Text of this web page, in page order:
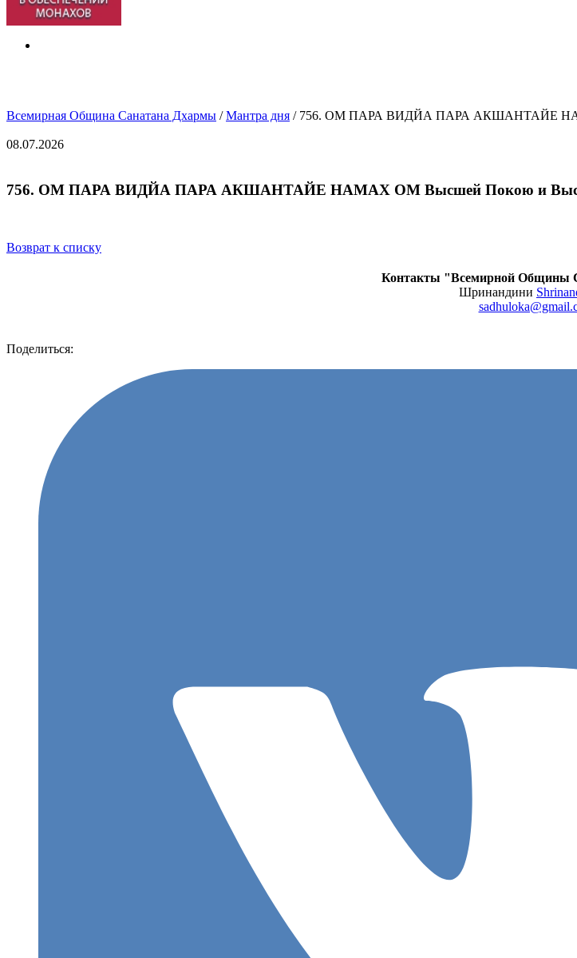
Всемирная Община Санатана Дхармы /Мантра дня / 756. ОМ ПАРА ВИДЙА ПАРА АКШАНТАЙЕ
08.07.2026
756. ОМ ПАРА ВИДЙА ПАРА АКШАНТАЙЕ НАМАХ ОМ Высшей Покою и
Возврат к списку
Контакты "Всемирной Общины
Шринандини
Поделиться: